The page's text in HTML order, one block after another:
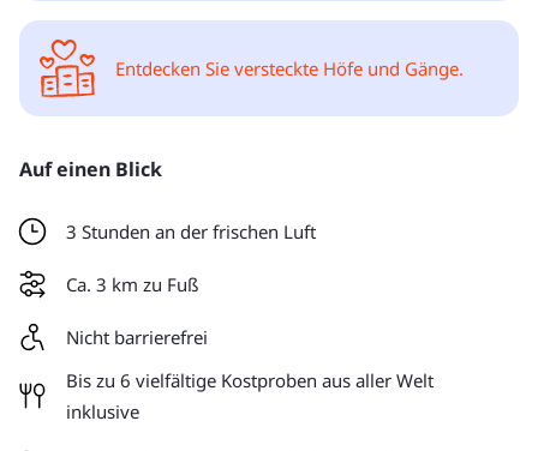
Entdecken Sie versteckte Höfe und Gänge.
Auf einen Blick
3 Stunden an der frischen Luft
Ca. 3 km zu Fuß
Nicht barrierefrei
Bis zu 6 vielfältige Kostproben aus aller Welt
inklusive